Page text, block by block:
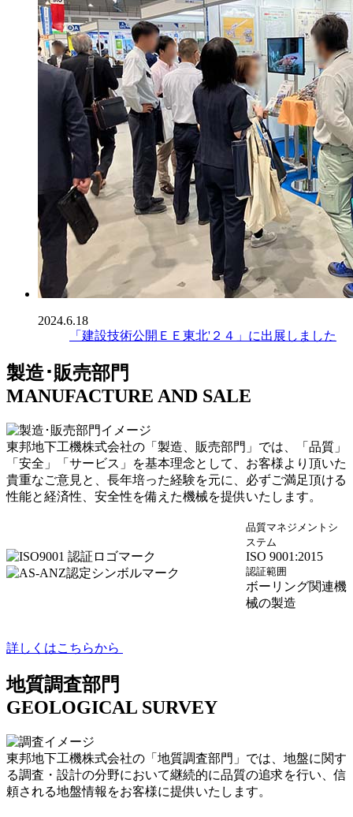
2024.6.18
「建設技術公開ＥＥ東北'２４」に出展しました
製造･販売部門
MANUFACTURE AND SALE
東邦地下工機株式会社の「製造、販売部門」では、「品質」
「安全」「サービス」を基本理念として、お客様より頂いた
貴重なご意見と、長年培った経験を元に、必ずご満足頂ける
性能と経済性、安全性を備えた機械を提供いたします。
品質マネジメントシ
ステム
ISO 9001:2015
認証範囲
ボーリング関連機
械の製造
詳しくはこちらから
地質調査部門
GEOLOGICAL SURVEY
東邦地下工機株式会社の「地質調査部門」では、地盤に関す
る調査・設計の分野において継続的に品質の追求を行い、信
頼される地盤情報をお客様に提供いたします。